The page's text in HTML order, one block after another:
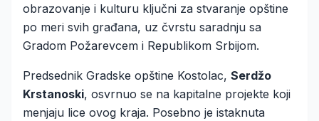
obrazovanje i kulturu ključni za stvaranje opštine
po meri svih građana, uz čvrstu saradnju sa
Gradom Požarevcem i Republikom Srbijom.
Predsednik Gradske opštine Kostolac, Serdžo
Krstanoski, osvrnuo se na kapitalne projekte koji
menjaju lice ovog kraja. Posebno je istaknuta